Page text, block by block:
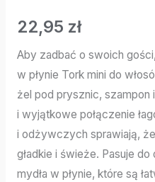
22,95 zł
Aby zadbać o swoich
w płynie Tork mini do
żel pod prysznic,
i wyjątkowe połączenie
i odżywczych sprawiają,
gładkie i świeże. Pasuje
mydła w płynie, które są